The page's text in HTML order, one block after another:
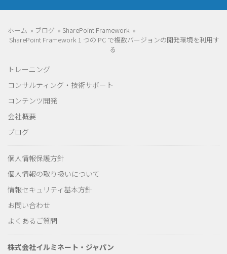
ホーム » ブログ » SharePoint Framework »
SharePoint Framework 1 つの PC で複数バージョンの開発環境を利用す
る
トレーニング
コンサルティング・技術サポート
コンテンツ開発
会社概要
ブログ
個人情報保護方針
個人情報の取り扱いについて
情報セキュリティ基本方針
お問い合わせ
よくあるご質問
株式会社イルミネート・ジャパン